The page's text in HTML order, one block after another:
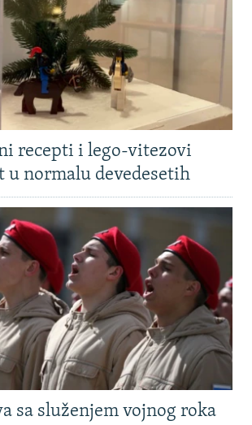
recepti i lego-vitezovi
u normalu devedesetih
sa služenjem vojnog roka